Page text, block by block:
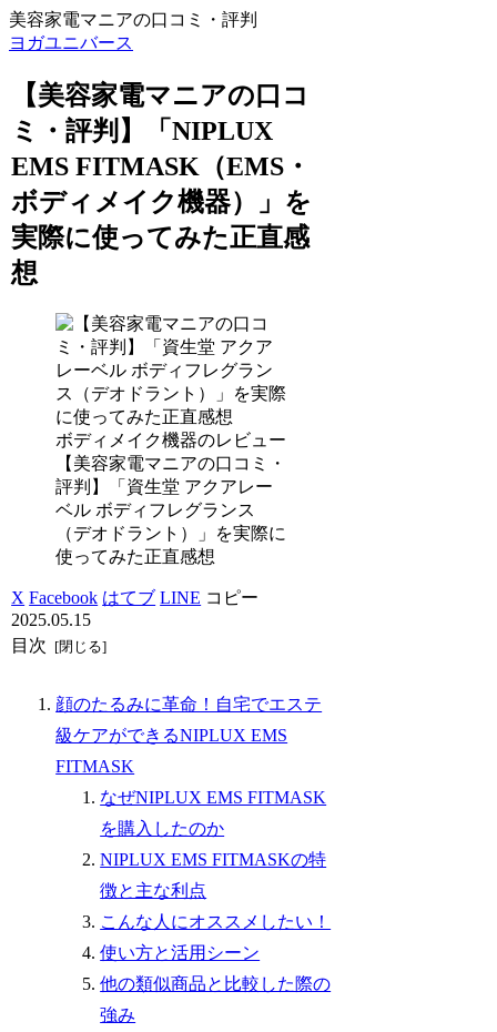
美容家電マニアの口コミ・評判
ヨガユニバース
【美容家電マニアの口コ
ミ・評判】「NIPLUX
EMS FITMASK（EMS・
ボディメイク機器）」を
実際に使ってみた正直感
想
ボディメイク機器のレビュー
【美容家電マニアの口コミ・
評判】「資生堂 アクアレー
ベル ボディフレグランス
（デオドラント）」を実際に
使ってみた正直感想
X Facebook はてブ LINE コピー
2025.05.15
目次
顔のたるみに革命！自宅でエステ
級ケアができるNIPLUX EMS
FITMASK
なぜNIPLUX EMS FITMASK
を購入したのか
NIPLUX EMS FITMASKの特
徴と主な利点
こんな人にオススメしたい！
使い方と活用シーン
他の類似商品と比較した際の
強み